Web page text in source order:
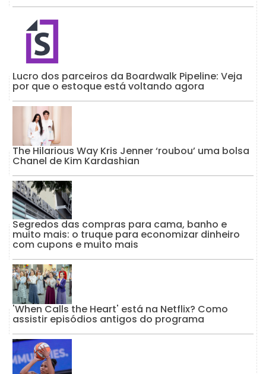
Lucro dos parceiros da Boardwalk Pipeline: Veja
por que o estoque está voltando agora
The Hilarious Way Kris Jenner ‘roubou’ uma bolsa
Chanel de Kim Kardashian
Segredos das compras para cama, banho e
muito mais: o truque para economizar dinheiro
com cupons e muito mais
'When Calls the Heart' está na Netflix? Como
assistir episódios antigos do programa